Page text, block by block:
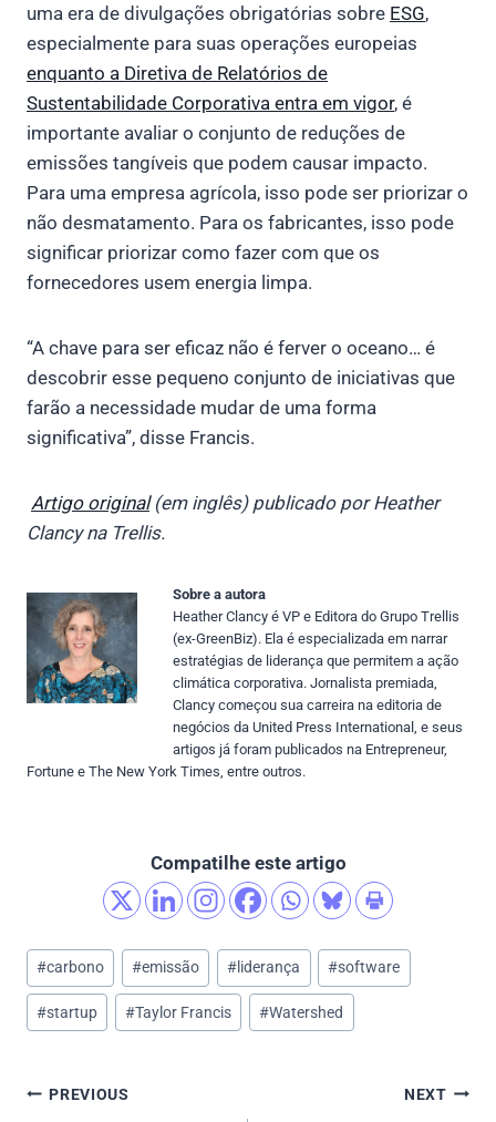
uma era de divulgações obrigatórias sobre ESG,
especialmente para suas operações europeias
enquanto a Diretiva de Relatórios de
Sustentabilidade Corporativa entra em vigor, é
importante avaliar o conjunto de reduções de
emissões tangíveis que podem causar impacto.
Para uma empresa agrícola, isso pode ser priorizar o
não desmatamento. Para os fabricantes, isso pode
significar priorizar como fazer com que os
fornecedores usem energia limpa.
“A chave para ser eficaz não é ferver o oceano… é
descobrir esse pequeno conjunto de iniciativas que
farão a necessidade mudar de uma forma
significativa”, disse Francis.
Artigo original(em inglês) publicado por Heather
Clancy na Trellis.
Sobre a autora
Heather Clancy é VP e Editora do Grupo Trellis
(ex-GreenBiz). Ela é especializada em narrar
estratégias de liderança que permitem a ação
climática corporativa. Jornalista premiada,
Clancy começou sua carreira na editoria de
negócios da United Press International, e seus
artigos já foram publicados na Entrepreneur,
Fortune e The New York Times, entre outros.
Compatilhe este artigo
Post
Tags:
#carbono #emissão # liderança #software
#startup #Taylor Francis #Watershed
Post
PREVIOUS NEXT